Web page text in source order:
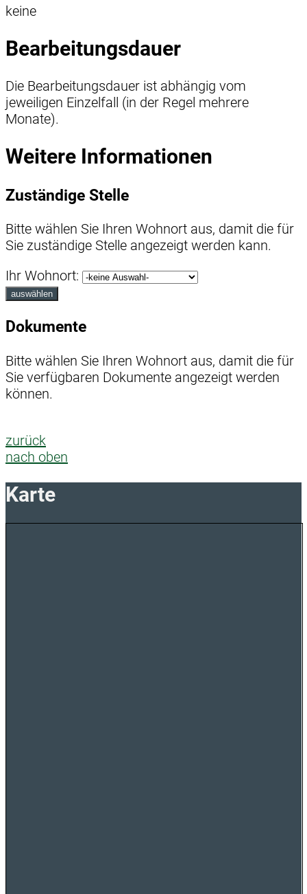
keine
Bearbeitungsdauer
Die Bearbeitungsdauer ist abhängig vom
jeweiligen Einzelfall (in der Regel mehrere
Monate).
Weitere Informationen
Zuständige Stelle
Bitte wählen Sie Ihren Wohnort aus, damit die für
Sie zuständige Stelle angezeigt werden kann.
Ihr Wohnort:
auswählen
Dokumente
Bitte wählen Sie Ihren Wohnort aus, damit die für
Sie verfügbaren Dokumente angezeigt werden
können.
zurück
nach oben
Karte